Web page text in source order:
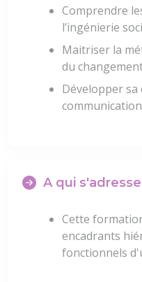
Comprendre
l’ingénierie
Maitriser la
du
Développer sa
communication
A qui
Cette
encadrants
fonctionnels